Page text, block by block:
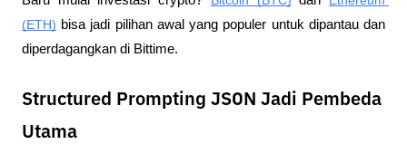
(ETH) bisa jadi pilihan awal yang populer untuk dipantau dan
diperdagangkan di Bittime.
Structured Prompting JSON Jadi Pembeda
Utama